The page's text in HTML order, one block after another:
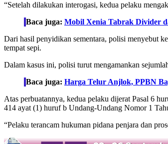
“Setelah dilakukan interogasi, kedua pelaku
Baca juga: Mobil Xenia Tabrak Divider
Dari hasil penyidikan sementara, polisi menyebut
tempat sepi.
Dalam kasus ini, polisi turut mengamankan
Baca juga: Harga Telur Anjlok, PPBN
Atas perbuatannya, kedua pelaku dijerat Pasal 6
414 ayat (1) huruf b Undang-Undang Nomor 1
“Pelaku terancam hukuman pidana penjara dan